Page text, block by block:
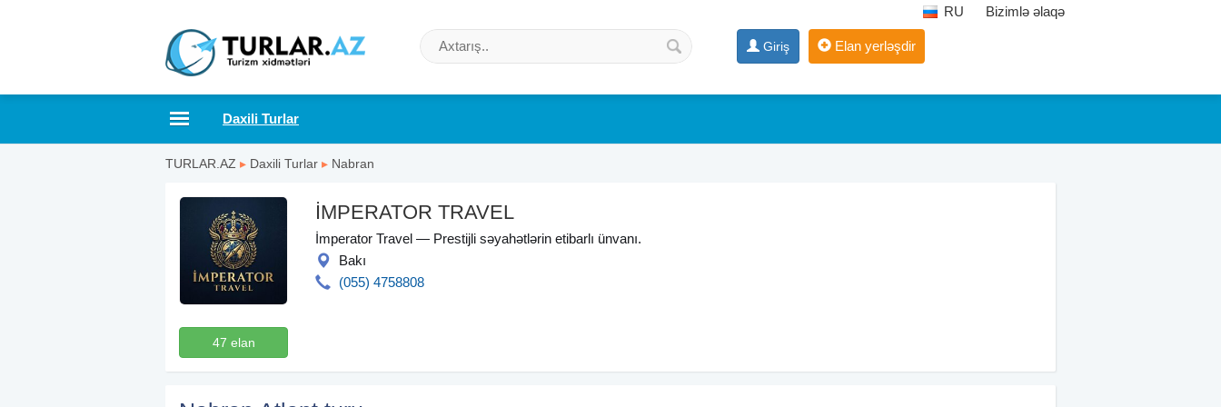
RU Bizimlə əlaqə
Giriş Elan yerləşdir
Daxili Turlar
TURLAR.AZ ▸ Daxili Turlar ▸ Nabran
47 elan
İMPERATOR TRAVEL
İmperator Travel — Prestijli səyahətlərin etibarlı ünvanı.
Bakı
(055) 4758808